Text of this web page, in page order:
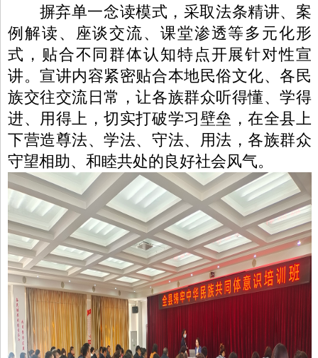
摒弃单一念读模式，采取法条精讲、案
例解读、座谈交流、课堂渗透等多元化形
式，贴合不同群体认知特点开展针对性宣
讲。宣讲内容紧密贴合本地民俗文化、各民
族交往交流日常，让各族群众听得懂、学得
进、用得上，切实打破学习壁垒，在全县上
下营造尊法、学法、守法、用法，各族群众
守望相助、和睦共处的良好社会风气。